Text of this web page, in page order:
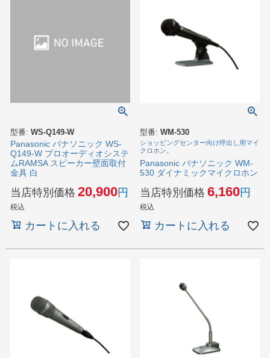
型番: WS-Q149-W
Panasonic パナソニック WS-
Q149-W プロオーディオシステ
ムRAMSA スピーカー壁面取付
金具 白
当店特別価格 20,900
税込
カートに入れる
型番: WM-530
ショッピングセンター向け呼出し用マイ
クロホン。
Panasonic パナソニック WM-
530 ダイナミックマイクロホン
当店特別価格 6,160
税込
カートに入れる